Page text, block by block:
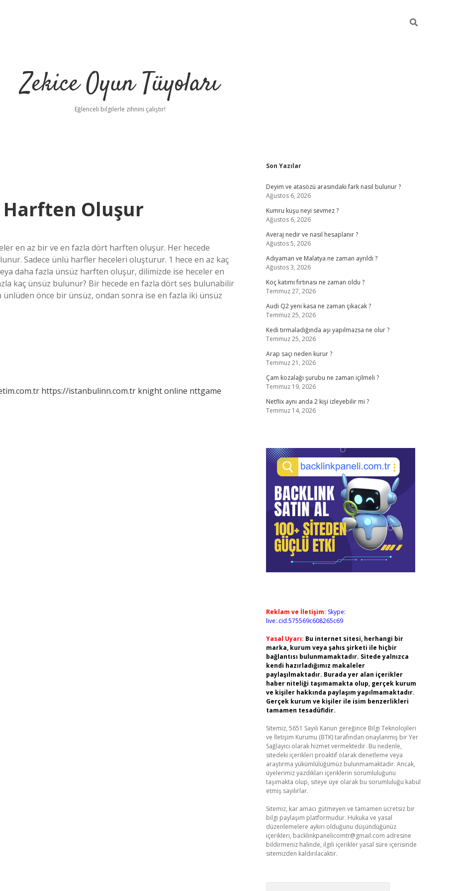
Zekice Oyun Tüyoları
Eğlenceli bilgilerle zihnini çalıştır!
Harften Oluşur
en az bir ve en fazla dört harften oluşur. Her hecede
Sadece ünlü harfler heceleri oluşturur. 1 hece en az kaç
daha fazla ünsüz harften oluşur, dilimizde ise heceler en
kaç ünsüz bulunur? Bir hecede en fazla dört ses bulunabilir
önce bir ünsüz, ondan sonra ise en fazla iki ünsüz
https://istanbulinn.com.tr knight online nttgame
Sidebar
Son Yazılar
Deyim ve atasözü arasındaki fark nasıl bulunur ?
Ağustos 6, 2026
Kumru kuşu neyi sevmez ?
Ağustos 6, 2026
Averaj nedir ve nasıl hesaplanır ?
Ağustos 5, 2026
Adıyaman ve Malatya ne zaman ayrıldı ?
Ağustos 3, 2026
Koç katımı fırtınası ne zaman oldu ?
Temmuz 27, 2026
Audi Q2 yeni kasa ne zaman çıkacak ?
Temmuz 25, 2026
Kedi tırmaladığında aşı yapılmazsa ne olur ?
Temmuz 25, 2026
Arap saçı neden kurur ?
Temmuz 21, 2026
Çam kozalağı şurubu ne zaman içilmeli ?
Temmuz 19, 2026
Netflix aynı anda 2 kişi izleyebilir mi ?
Temmuz 14, 2026
Reklam ve İletişim: Skype:
live:.cid.575569c608265c69
Yasal Uyarı: Bu internet sitesi, herhangi bir
marka, kurum veya şahıs şirketi ile hiçbir
bağlantısı bulunmamaktadır. Sitede yalnızca
kendi hazırladığımız makaleler
paylaşılmaktadır. Burada yer alan içerikler
haber niteliği taşımamakta olup, gerçek kurum
ve kişiler hakkında paylaşım yapılmamaktadır.
Gerçek kurum ve kişiler ile isim benzerlikleri
tamamen tesadüfidir.
Sitemiz, 5651 Sayılı Kanun gereğince Bilgi Teknolojileri
ve İletişim Kurumu (BTK) tarafından onaylanmış bir Yer
Sağlayıcı olarak hizmet vermektedir. Bu nedenle,
sitedeki içerikleri proaktif olarak denetleme veya
araştırma yükümlülüğümüz bulunmamaktadır. Ancak,
üyelerimiz yazdıkları içeriklerin sorumluluğunu
taşımakta olup, siteye üye olarak bu sorumluluğu kabul
etmiş sayılırlar.
Sitemiz, kar amacı gütmeyen ve tamamen ücretsiz bir
bilgi paylaşım platformudur. Hukuka ve yasal
düzenlemelere aykırı olduğunu düşündüğünüz
içerikleri, backlinkpanelicomtr@gmail.com adresine
bildirmeniz halinde, ilgili içerikler yasal süre içerisinde
sitemizden kaldırılacaktır.
vdcasino sitesi